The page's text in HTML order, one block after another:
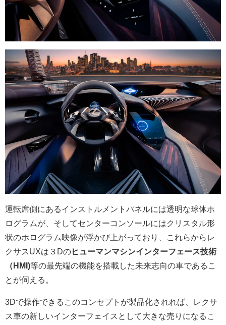
運転席側にあるインストルメントパネルには透明な球体ホ
ログラムが、そしてセンターコンソールにはクリスタル形
状のホログラム映像が浮かび上がっており、これらからレ
クサスUXは３Dのヒューマンマシンインターフェース技術
（HMI)等の最先端の機能を搭載した未来志向の車であるこ
とが伺える。
3Dで操作できるこのコンセプトが製品化されれば、レクサ
ス車の新しいインターフェイスとして大きな売りになるこ